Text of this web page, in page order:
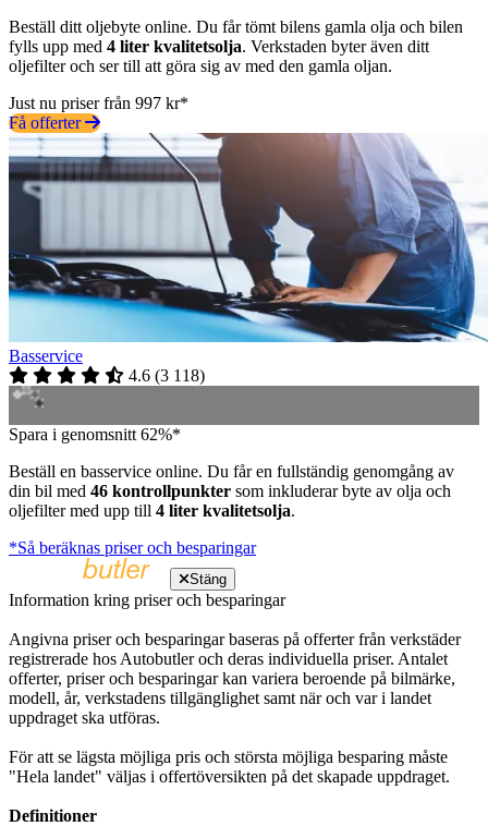
Beställ ditt oljebyte online. Du får tömt bilens gamla olja och bilen
fylls upp med 4 liter kvalitetsolja. Verkstaden byter även ditt
oljefilter och ser till att göra sig av med den gamla oljan.
Just nu priser från 997 kr*
Få offerter
Basservice
4.6 (3 118)
Spara i genomsnitt 62%*
Beställ en basservice online. Du får en fullständig genomgång av
din bil med 46 kontrollpunkter som inkluderar byte av olja och
oljefilter med upp till 4 liter kvalitetsolja.
*Så beräknas priser och besparingar
Stäng
Information kring priser och besparingar
Angivna priser och besparingar baseras på offerter från verkstäder
registrerade hos Autobutler och deras individuella priser. Antalet
offerter, priser och besparingar kan variera beroende på bilmärke,
modell, år, verkstadens tillgänglighet samt när och var i landet
uppdraget ska utföras.
För att se lägsta möjliga pris och största möjliga besparing måste
"Hela landet" väljas i offertöversikten på det skapade uppdraget.
Definitioner